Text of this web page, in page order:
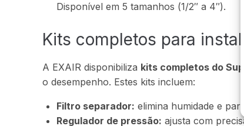
Disponível em 5 tamanhos (1/2″ a 4″).
Kits completos para
A EXAIR disponibiliza kits completos do
o desempenho. Estes kits incluem:
Filtro separador: elimina humidade e
Regulador de pressão: ajusta com